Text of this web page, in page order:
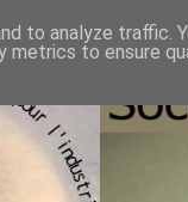
to analyze traffic.
metrics to ensure